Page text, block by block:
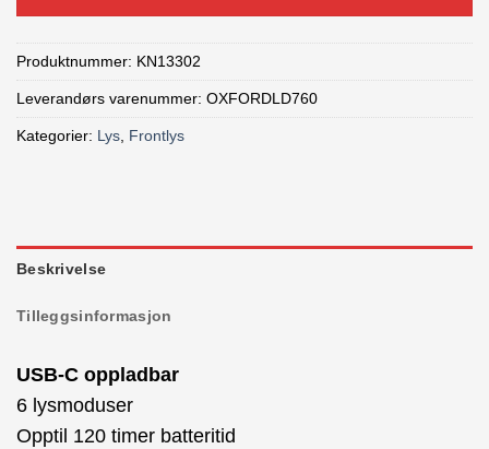
Produktnummer: KN13302
Leverandørs varenummer: OXFORDLD760
Kategorier: Lys Frontlys
Beskrivelse
Tilleggsinformasjon
USB-C oppladbar
6 lysmoduser
Opptil 120 timer batteritid